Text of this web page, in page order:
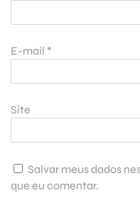
E-mail *
Site
Salvar meus dados
que eu comentar.